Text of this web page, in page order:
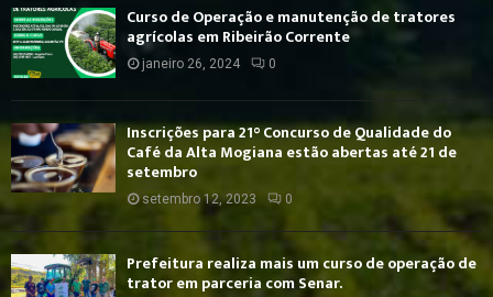
Curso de Operação e manutenção de tratores
agrícolas em Ribeirão Corrente
janeiro 26, 2024 0
Inscrições para 21° Concurso de Qualidade do
Café da Alta Mogiana estão abertas até 21 de
setembro
setembro 12, 2023 0
Prefeitura realiza mais um curso de operação de
trator em parceria com Senar.